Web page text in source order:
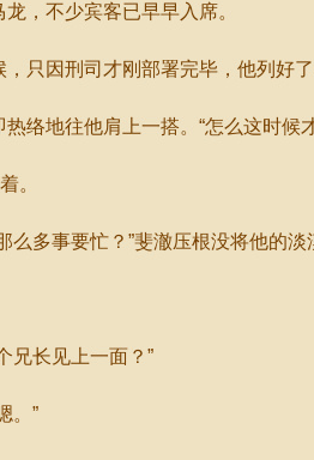
，不少宾客已早早入席。
因刑司才刚部署完毕，他列好了
地往他肩上一搭。“怎么这时候
。
多事要忙？”斐澈压根没将他的淡
长见上一面？”
。”